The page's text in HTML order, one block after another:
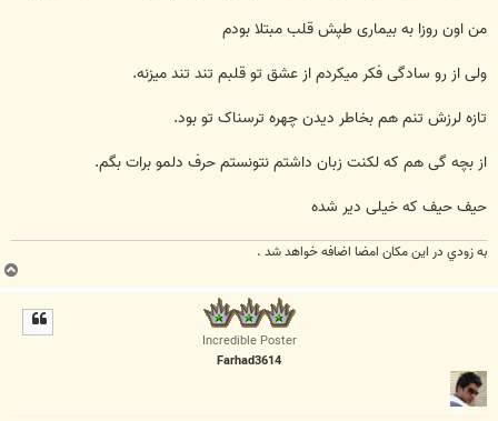
من اون روزا به بیماری طپش قلب مبتلا بودم
ولی از رو سادگی فکر میکردم از عشق تو قلبم تند تند میزنه.
تازه لرزش تنم هم بخاطر دیدن چهره ترسناک تو بود.
از بچه گی هم که لکنت زبان داشتم نتونستم حرف دلمو برات بگم.
حیف حیف که خیلی دیر شده
به زودي در اين مكان امضا اضافه خواهد شد .
ب
ا
Incredible Poster
Farhad3614